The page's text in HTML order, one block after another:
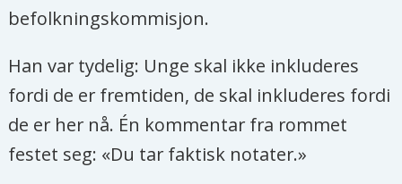
befolkningskommisjon.
Han var tydelig: Unge skal ikke inkluderes
fordi de er fremtiden, de skal inkluderes fordi
de er her nå. Én kommentar fra rommet
festet seg: «Du tar faktisk notater.»